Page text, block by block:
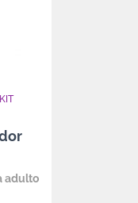
KIT
adulto